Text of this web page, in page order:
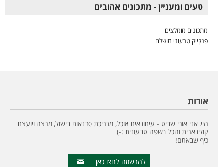
טעים ומעניין - מתכונים אהובים
מתכונים מומלצים
פנקייק טבעוני מושלם
אודות
היי, אני אורי שביט - עיתונאית אוכל, מדריכת סדנאות בישול, מרצה ויועצת
קולינארית והכל בשפה טבעונית :-)
כיף שבאתם!
להרשמה לחצו כאן